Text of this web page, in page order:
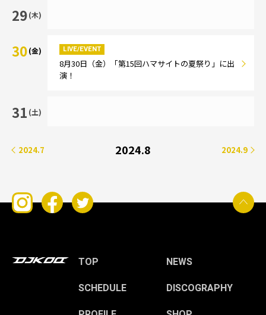
29(木)
30(金) LIVE/EVENT
8月30日（金）「第15回ハマサイトの夏祭り」に出
演！
31 (土)
2024.7 2024.8 2024.9
TOP
NEWS
SCHEDULE
DISCOGRAPHY